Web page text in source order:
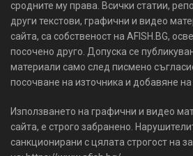
сродните му права. Всички статии,
други текстови, графични и видео
сайта, са собственост на AFISH.BG,
посочено друго. Допуска се
материали само след писмено
посочване на източника и добавяне
Използването на графични и видео
сайта, е строго забранено.
санкционирани с цялата строгост на